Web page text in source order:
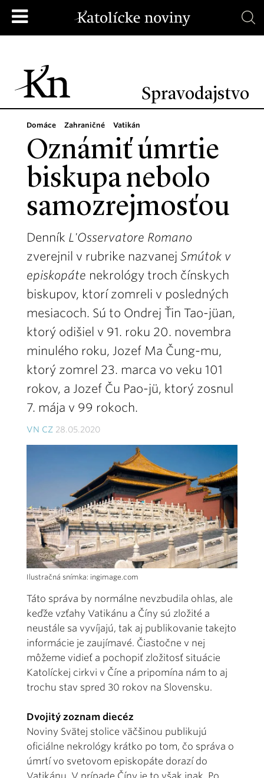
Spravodajstvo
Domáce Zahraničné Vatikán
Oznámiť úmrtie
biskupa nebolo
samozrejmosťou
Denník L'Osservatore Romano
zverejnil v rubrike nazvanej Smútok v
episkopáte nekrológy troch čínskych
biskupov, ktorí zomreli v posledných
mesiacoch. Sú to Ondrej Ťin Tao-jüan,
ktorý odišiel v 91. roku 20. novembra
minulého roku, Jozef Ma Čung-mu,
ktorý zomrel 23. marca vo veku 101
rokov, a Jozef Ču Pao-jü, ktorý zosnul
7. mája v 99 rokoch.
VN CZ 28.05.2020
Ilustračná snímka: ingimage.com
Táto správa by normálne nevzbudila ohlas, ale
keďže vzťahy Vatikánu a Číny sú zložité a
neustále sa vyvíjajú, tak aj publikovanie takejto
informácie je zaujímavé. Čiastočne v nej
môžeme vidieť a pochopiť zložitosť situácie
Katolíckej cirkvi v Číne a pripomína nám to aj
trochu stav spred 30 rokov na Slovensku.
Dvojitý zoznam diecéz
Noviny Svätej stolice väčšinou publikujú
oficiálne nekrológy krátko po tom, čo správa o
úmrtí vo svetovom episkopáte dorazí do